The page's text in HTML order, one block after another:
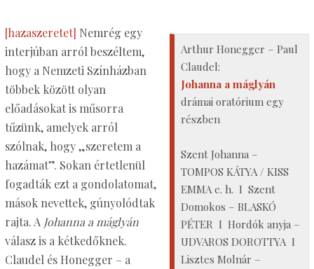
Arthur Honegger – Paul
Claudel:
Johanna a máglyán
drámai oratórium egy
részben
Szent Johanna –
TOMPOS KÁTYA / KISS
EMMA e. h. I Szent
Domokos – BLASKÓ
PÉTER I Hordók anyja –
UDVAROS DOROTTYA I
Lisztes Molnár –
[hazaszeretet] Nemrég egy
interjúban arról beszéltem,
hogy a Nemzeti Színházban
többek között olyan
előadásokat is műsorra
tűzünk, amelyek arról
szólnak, hogy „szeretem a
hazámat”. Sokan értetlenül
fogadták ezt a gondolatomat,
mások nevettek, gúnyolódtak
rajta. A Johanna a máglyán
válasz is a kétkedőknek.
Claudel és Honegger – a